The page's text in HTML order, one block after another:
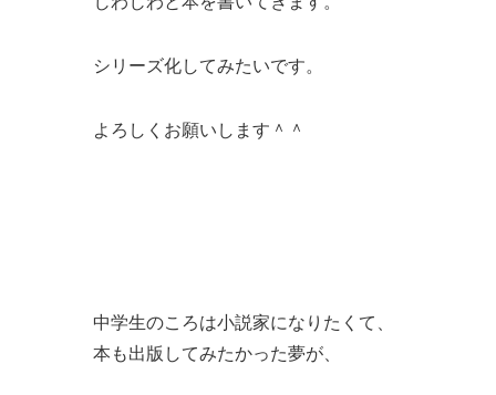
シリーズ化してみたいです。
よろしくお願いします＾＾
中学生のころは小説家になりたくて、
本も出版してみたかった夢が、